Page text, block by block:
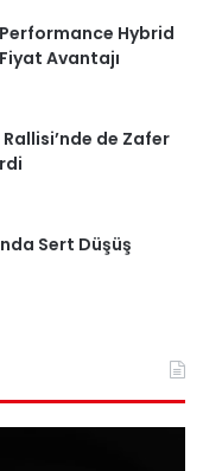
Performance Hybrid
Avantajı
de Zafer
Sert Düşüş